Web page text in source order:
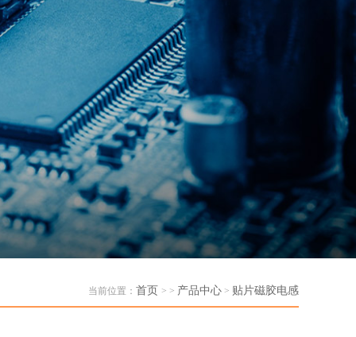
当前位置： 首页 > > 产品中心 > 贴片磁胶电感